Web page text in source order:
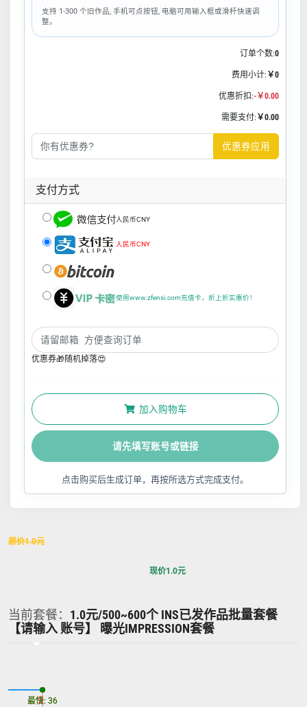
支持 1-300 个旧作品, 手机可点按钮, 电脑可用输入框或滑杆快速调
整。
订单个数:0
费用小计: ￥0
优惠折扣:-￥0.00
需要支付: ￥0.00
优惠券应用
支付方式
人民币CNY
人民币CNY
使用www.zfensi.com充值卡，折上折实惠价！
优惠券🎁随机掉落😍
加入购物车
请先填写账号或链接
点击购买后生成订单，再按所选方式完成支付。
原价1.0元
现价1.0元
当前套餐： 1.0元/500~600个 INS已发作品批量套餐
【请输入 账号】 曝光IMPRESSION套餐
最慢: 36
最快: 36